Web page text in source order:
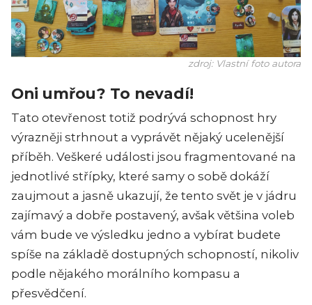
zdroj: Vlastní foto autora
Oni umřou? To nevadí!
Tato otevřenost totiž podrývá schopnost hry
výrazněji strhnout a vyprávět nějaký ucelenější
příběh. Veškeré události jsou fragmentované na
jednotlivé střípky, které samy o sobě dokáží
zaujmout a jasně ukazují, že tento svět je v jádru
zajímavý a dobře postavený, avšak většina voleb
vám bude ve výsledku jedno a vybírat budete
spíše na základě dostupných schopností, nikoliv
podle nějakého morálního kompasu a
přesvědčení.